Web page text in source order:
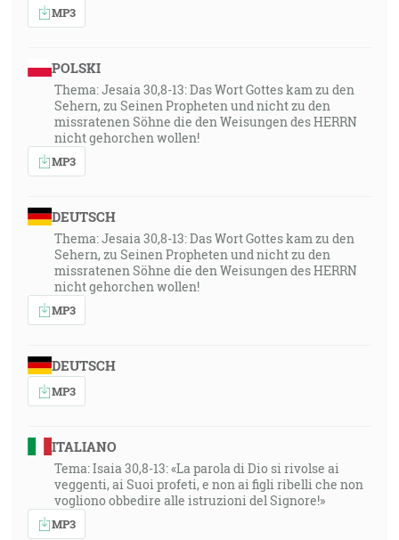
MP3
POLSKI
Thema: Jesaia 30,8-13: Das Wort Gottes kam zu den
Sehern, zu Seinen Propheten und nicht zu den
missratenen Söhne die den Weisungen des HERRN
nicht gehorchen wollen!
MP3
DEUTSCH
Thema: Jesaia 30,8-13: Das Wort Gottes kam zu den
Sehern, zu Seinen Propheten und nicht zu den
missratenen Söhne die den Weisungen des HERRN
nicht gehorchen wollen!
MP3
DEUTSCH
MP3
ITALIANO
Tema: Isaia 30,8-13: «La parola di Dio si rivolse ai
veggenti, ai Suoi profeti, e non ai figli ribelli che non
vogliono obbedire alle istruzioni del Signore!»
MP3